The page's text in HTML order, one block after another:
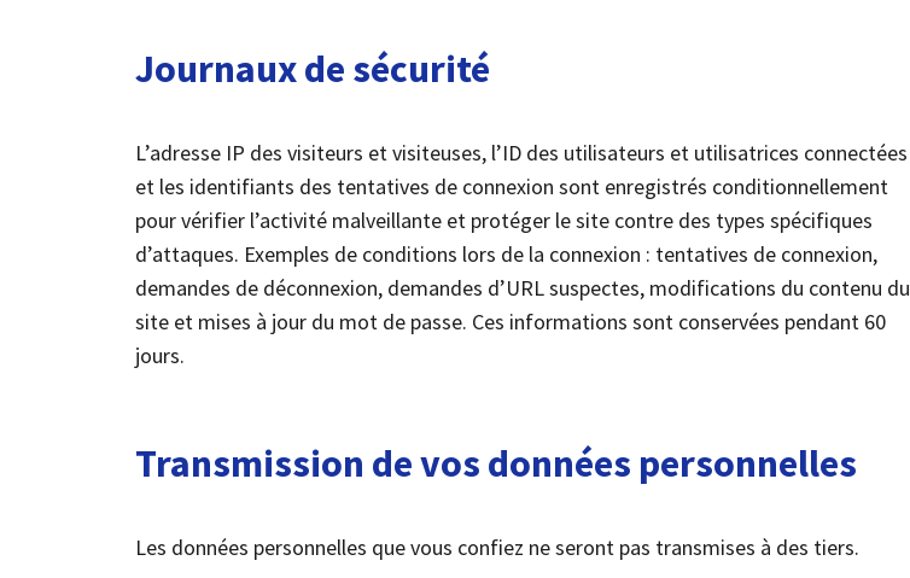
Journaux de sécurité
L’adresse IP des visiteurs et visiteuses, l’ID des utilisateurs et utilisatrices connectées
et les identifiants des tentatives de connexion sont enregistrés conditionnellement
pour vérifier l’activité malveillante et protéger le site contre des types spécifiques
d’attaques. Exemples de conditions lors de la connexion : tentatives de connexion,
demandes de déconnexion, demandes d’URL suspectes, modifications du contenu du
site et mises à jour du mot de passe. Ces informations sont conservées pendant 60
jours.
Transmission de vos données personnelles
Les données personnelles que vous confiez ne seront pas transmises à des tiers.